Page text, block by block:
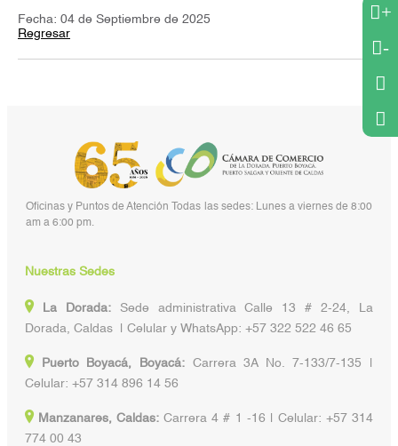
Fecha: 04 de Septiembre de 2025
Regresar
+
-
Oficinas y Puntos de Atención Todas las sedes: Lunes a viernes de 8:00
am a 6:00 pm.
Nuestras Sedes
La Dorada:Sede administrativa Calle 13 # 2-24, La
Dorada, Caldas | Celular y WhatsApp: +57 322 522 46 65
Puerto Boyacá, Boyacá:Carrera 3A No. 7-133/7-135 |
Celular: +57 314 896 14 56
Manzanares, Caldas: Carrera 4 # 1 -16 | Celular: +57 314
774 00 43